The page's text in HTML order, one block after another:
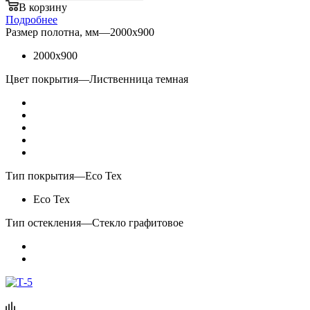
В корзину
Подробнее
Размер полотна, мм—2000x900
2000x900
Цвет покрытия—Лиственница темная
Тип покрытия—Eco Tex
Eco Tex
Тип остекления—Стекло графитовое